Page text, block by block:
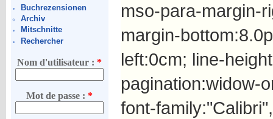
Buchrezensionen
Archiv
Mitschnitte
Rechercher
Nom d'utilisateur :*
Mot de passe :*
mso-para-margin-
margin-
left:0cm; line-
pagination:widow-
font-